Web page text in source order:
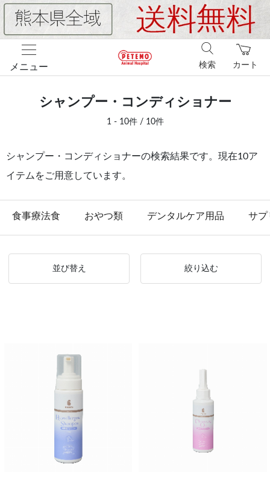
メニュー カート
検索
シャンプー・コンディショナー
1 - 10件 / 10件
シャンプー・コンディショナーの検索結果です。現在10ア
イテムをご用意しています。
食事療法食 おやつ類 デンタルケア用品 サプ
並び替え 絞り込む